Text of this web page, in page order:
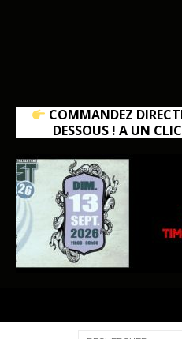
COMMANDEZ
DESSOUS ! A UN